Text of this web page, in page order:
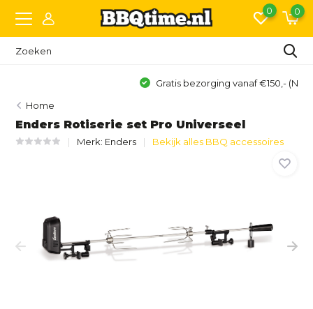
0 0
Gratis bezorging vanaf €150,- (NL)*
Home
Enders Rotiserie set Pro Universeel
Merk: Enders Bekijk alles BBQ accessoires